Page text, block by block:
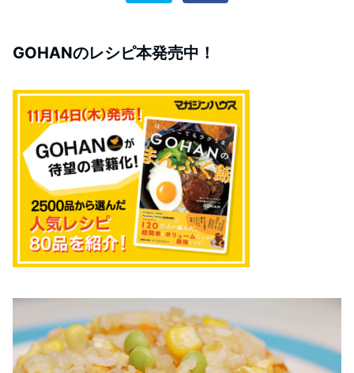
GOHANのレシピ本発売中！